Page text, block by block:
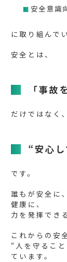
安全意識
に取り組んで
安全とは、
「事故
だけではなく、
“安心
です。
誰もが安全に、
健康に、
力を発揮でき
これからの安
“人を守るこ
ています。